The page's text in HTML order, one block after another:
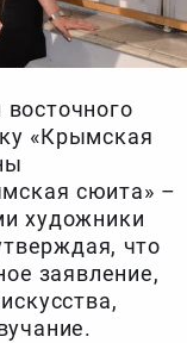
«Крымская
сюита» –
художники
что
заявление,